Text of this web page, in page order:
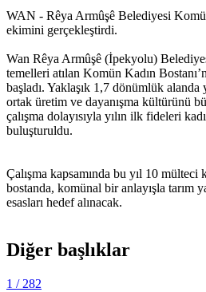
WAN - Rêya Armûşê Belediyesi
ekimini gerçekleştirdi.
Wan Rêya Armûşê (İpekyolu)
temelleri atılan Komün Kadın
başladı. Yaklaşık 1,7 dönümlük alanda
ortak üretim ve dayanışma kültürünü
çalışma dolayısıyla yılın ilk fideleri
buluşturuldu.
Çalışma kapsamında bu yıl 10 mülteci
bostanda, komünal bir anlayışla tarım
esasları hedef alınacak.
Diğer başlıklar
1 / 282